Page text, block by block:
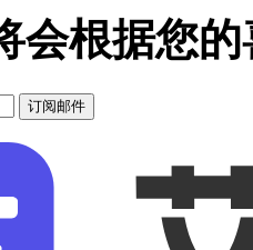
会根据您
订阅邮件